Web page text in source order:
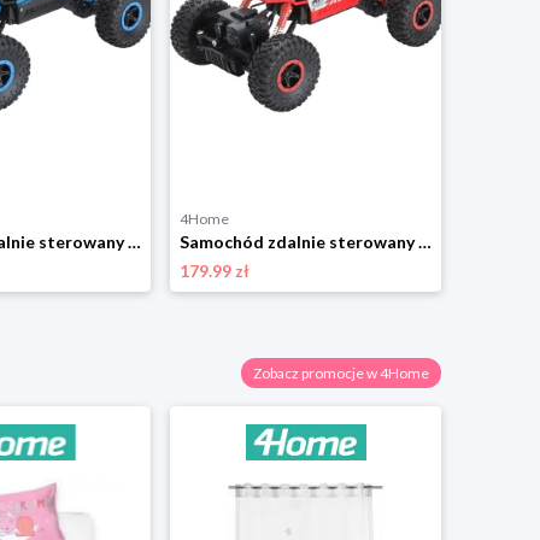
Samochód zdalnie sterowany Buddy Toys BRC 18.611 „RC Rock Climber”, niebieski
4Home
Samochód zdalnie sterowany Buddy Toys BRC 18.610 „RC Rock Climber”, czerwony
179.99 zł
Zobacz promocje w 4Home